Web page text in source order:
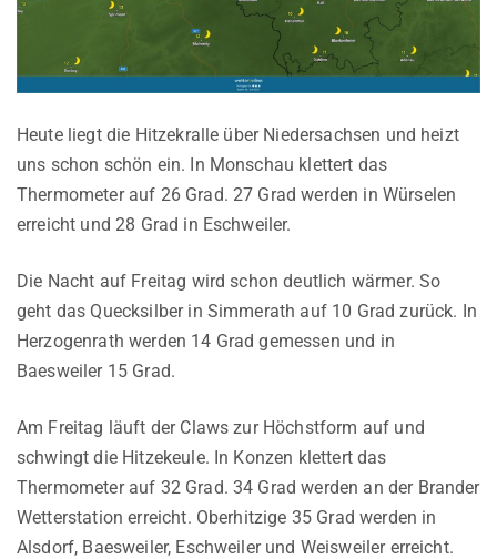
Heute liegt die Hitzekralle über Niedersachsen und heizt
uns schon schön ein. In Monschau klettert das
Thermometer auf 26 Grad. 27 Grad werden in Würselen
erreicht und 28 Grad in Eschweiler.
Die Nacht auf Freitag wird schon deutlich wärmer. So
geht das Quecksilber in Simmerath auf 10 Grad zurück. In
Herzogenrath werden 14 Grad gemessen und in
Baesweiler 15 Grad.
Am Freitag läuft der Claws zur Höchstform auf und
schwingt die Hitzekeule. In Konzen klettert das
Thermometer auf 32 Grad. 34 Grad werden an der Brander
Wetterstation erreicht. Oberhitzige 35 Grad werden in
Alsdorf, Baesweiler, Eschweiler und Weisweiler erreicht.